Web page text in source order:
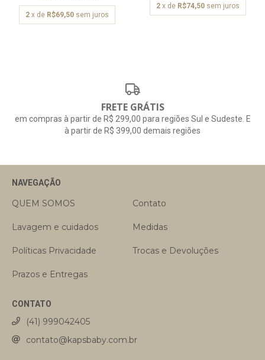
2 x de R$69,50 sem juros
2 x de R$74,50 sem juros
FRETE GRÁTIS
em compras à partir de R$ 299,00 para regiões Sul e Sudeste. E
à partir de R$ 399,00 demais regiões
NAVEGAÇÃO
QUEM SOMOS Contato
Lavagem e cuidados Medidas
Políticas Privacidade Trocas e Devoluções
Prazos e Entregas
CONTATO
(41) 999042405
contato@kapsbaby.com.br